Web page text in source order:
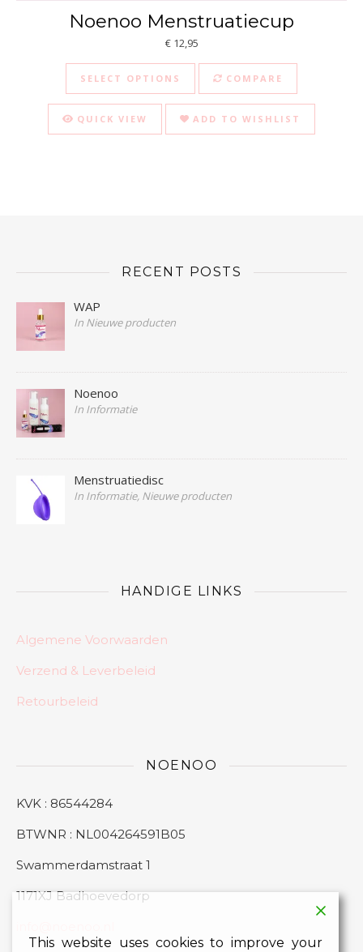
Noenoo Menstruatiecup
€12,95
SELECT OPTIONS
This product has multiple
COMPARE
QUICK VIEW ADD TO WISHLIST
RECENT POSTS
WAP
In Nieuwe producten
Noenoo
In Informatie
Menstruatiedisc
In Informatie, Nieuwe producten
HANDIGE LINKS
Algemene Voorwaarden
Verzend & Leverbeleid
Retourbeleid
NOENOO
KVK : 86544284
BTWNR : NL004264591B05
Swammerdamstraat 1
1171XJ Badhoevedorp
This website uses cookies to improve your